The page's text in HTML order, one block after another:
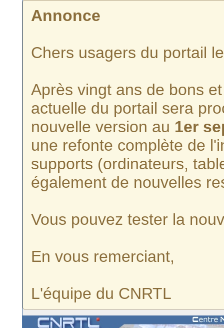
Annonce
Chers usagers du portail
Après vingt ans de bons
actuelle du portail sera
nouvelle version au 1er
une refonte complète de
supports (ordinateurs,
également de nouvelles
Vous pouvez tester la
En vous remerciant,
L'équipe du CNRTL